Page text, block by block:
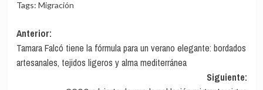
Tags: Migración
Navegación
de
entradas
Anterior:
Tamara Falcó tiene la fórmula para un verano elegante: bordados
artesanales, tejidos ligeros y alma mediterránea
Siguiente: